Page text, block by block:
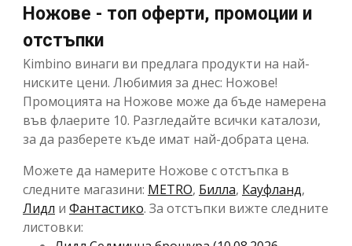
Ножове - топ оферти, промоции и
отстъпки
Kimbino винаги ви предлага продукти на най-
ниските цени. Любимия за днес: Ножове!
Промоцията на Ножове може да бъде намерена
във флаерите 10. Разгледайте всички каталози,
за да разберете къде имат най-добрата цена.
Можете да намерите Ножове с отстъпка в
следните магазини: METRO, Билла, Кауфланд,
Лидл и Фантастико. За отстъпки вижте следните
листовки: